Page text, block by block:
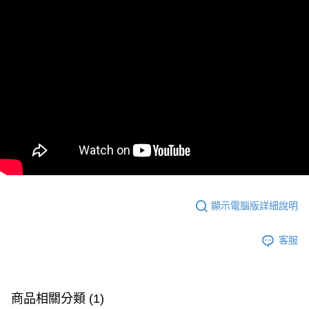
顯示電腦版詳細說明
客服
商品相關分類 (1)